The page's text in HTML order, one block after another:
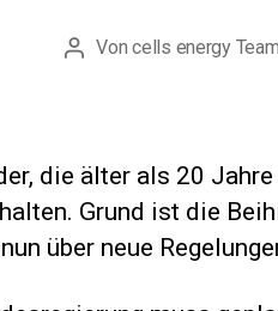
Beitragsautor
Voncells energy Team
die älter als 20
Grund ist die
über neue